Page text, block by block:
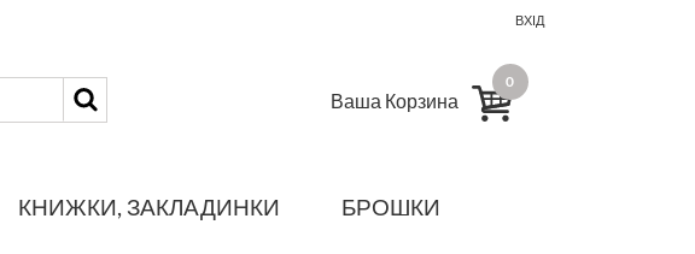
ВХІД
Ваша Корзина
0
КНИЖКИ, ЗАКЛАДИНКИ БРОШКИ